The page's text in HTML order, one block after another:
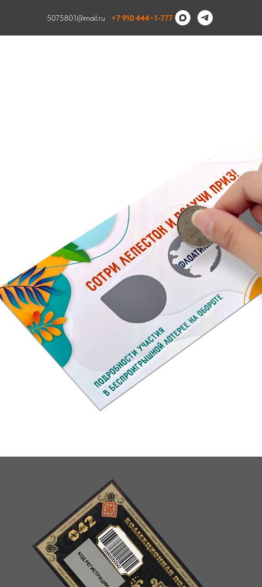
5075801@mail.ru +7 910 444−1-777